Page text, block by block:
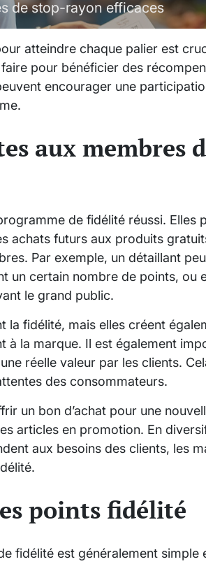
de stop-rayon efficaces
atteindre chaque palier est
pour bénéficier des
encourager une
aux membres
de fidélité réussi. Elles
achats futurs aux produits
Par exemple, un détaillant
un certain nombre de points, ou
le grand public.
la fidélité, mais elles créent
à la marque. Il est également
réelle valeur par les clients.
des consommateurs.
un bon d’achat pour une
articles en promotion. En
aux besoins des clients, les
points fidélité
fidélité est généralement simple